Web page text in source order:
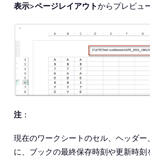
表示>ページレイアウトからプレビュ
注 ：
現在のワークシートのセル、ヘッダー
に、ブックの最終保存時刻や更新時刻